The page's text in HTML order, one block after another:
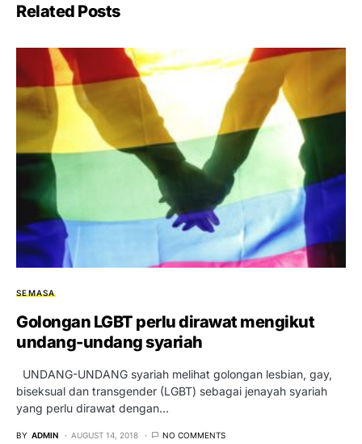
Related Posts
SEMASA
Golongan LGBT perlu dirawat mengikut
undang-undang syariah
UNDANG-UNDANG syariah melihat golongan lesbian, gay,
biseksual dan transgender (LGBT) sebagai jenayah syariah
yang perlu dirawat dengan…
BY ADMIN AUGUST 14, 2018 NO COMMENTS